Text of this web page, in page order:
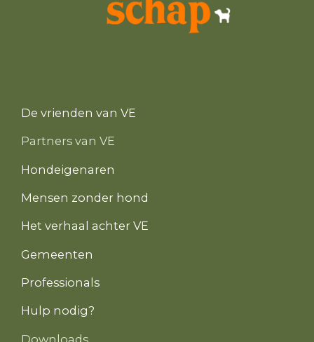
De vrienden van VE
Partners van VE
Hondeigenaren
Mensen zonder hond
Het verhaal achter VE
Gemeenten
Professionals
Hulp nodig?
Downloads